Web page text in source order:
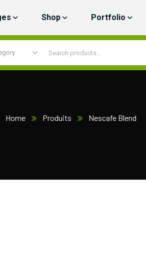
Shop Portfolio
Home Produits Nescafe Blend